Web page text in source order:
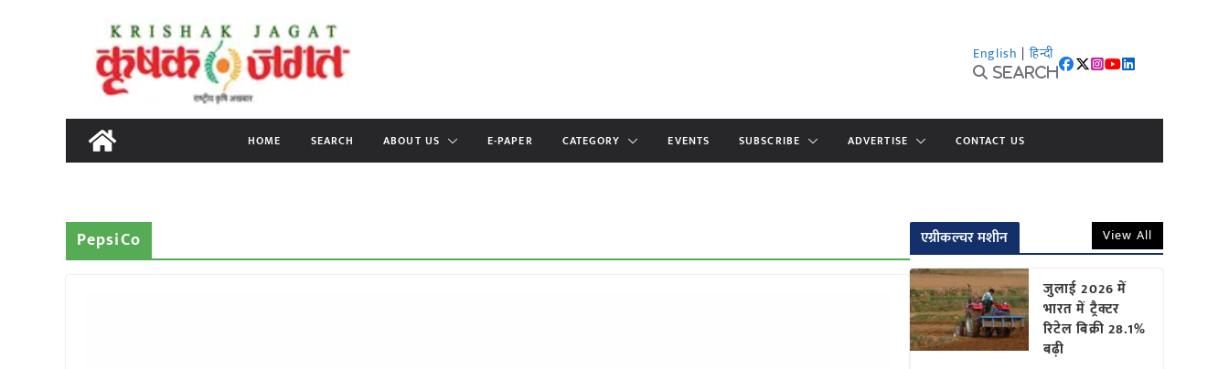
content
English | हिन्दी
Search
HOME SEARCH ABOUT US E-PAPER CATEGORY EVENTS SUBSCRIBE ADVERTISE CONTACT US
PepsiCo एग्रीकल्चर मशीन View All
जुलाई 2026 में
भारत में ट्रैक्टर
रिटेल बिक्री 28.1%
बढ़ी